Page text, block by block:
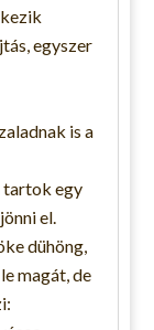
egyszer
is a
tartok egy
el.
dühöng,
magát, de